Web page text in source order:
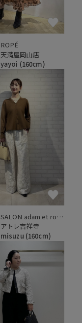
ROPÉ
天満屋岡山店
yayoi (160cm)
SALON adam et ropé
アトレ吉祥寺
misuzu (160cm)